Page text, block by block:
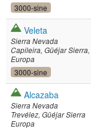
3000-sine
Veleta
Sierra Nevada
Capileira Güéjar Sierra
Europa
3000-sine
Alcazaba
Sierra Nevada
Trevélez Güéjar Sierra
Europa